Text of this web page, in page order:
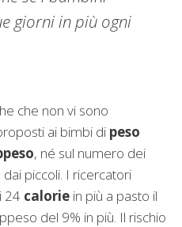
giorni in più ogni
che non vi sono
ai bimbi di peso
, né sul numero dei
piccoli. I ricercatori
24 calorie in più a pasto il
del 9% in più. Il rischio